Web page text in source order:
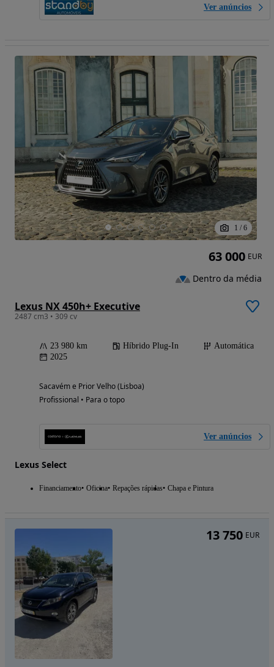
Ver anúncios
1 / 6
Lexus NX 450h+ Executive
2487 cm3 • 309 cv
23 980 km Híbrido Plug-In
Automática
2025
Sacavém e Prior Velho (Lisboa)
Profissional • Para o topo
Ver anúncios
Lexus Select
Financiamento Oficina Repações rápidas Chapa e Pintura
63 000 EUR
Dentro da média
13 750 EUR